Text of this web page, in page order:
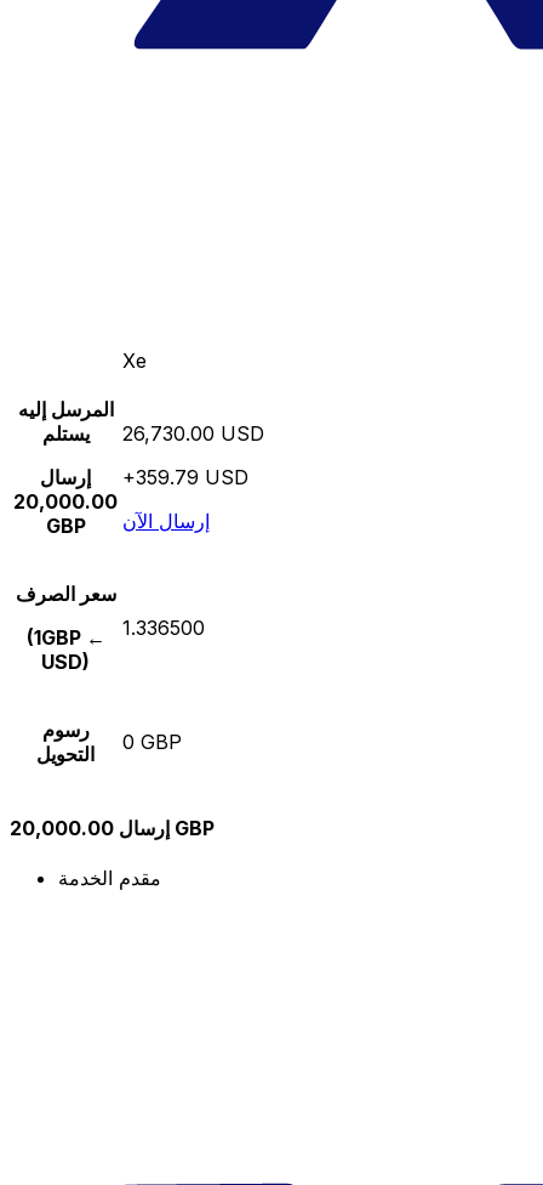
Xe
المرسل إليه
يستلم
إرسال
20,000.00
GBP
26,730.00 USD
+359.79 USD
إرسال الآن
سعر الصرف
(1GBP ←
USD)
1.336500
رسوم
التحويل
0 GBP
إرسال 20,000.00 GBP
مقدم الخدمة